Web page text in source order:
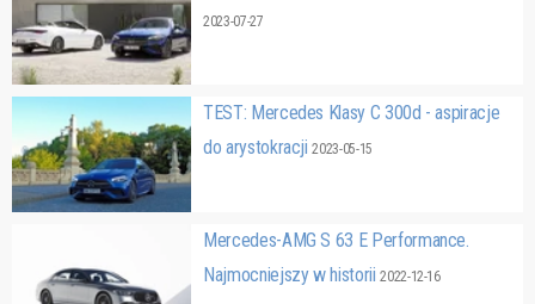
2023-07-27
TEST: Mercedes Klasy C 300d - aspiracje
do arystokracji2023-05-15
Mercedes-AMG S 63 E Performance.
Najmocniejszy w historii2022-12-16